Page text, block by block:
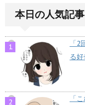
本日の人気記
「
る
「